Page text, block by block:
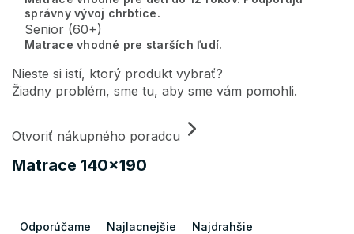
Matrace 140x190
správny vývoj chrbtice.
Senior (60+)
Matrace vhodné pre starších ľudí.
Nieste si istí, ktorý produkt vybrať?
Žiadny problém, sme tu, aby sme vám pomohli.
Otvoriť nákupného poradcu
Odporúčame Najlacnejšie Najdrahšie